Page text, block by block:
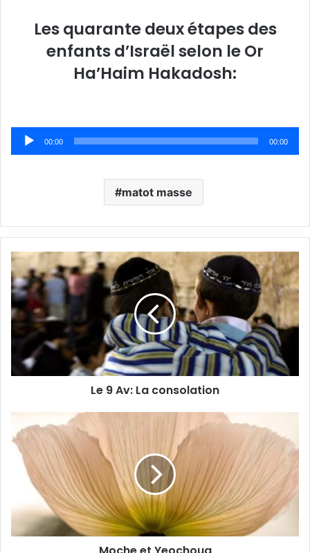
Les quarante deux étapes des
enfants d’Israëlselon le Or
Ha’Haim Hakadosh:
Lecteur
audio
00:00 00:00
matot masse
Le 9 Av: La consolation